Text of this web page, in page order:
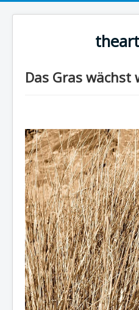
Das Gras wächst